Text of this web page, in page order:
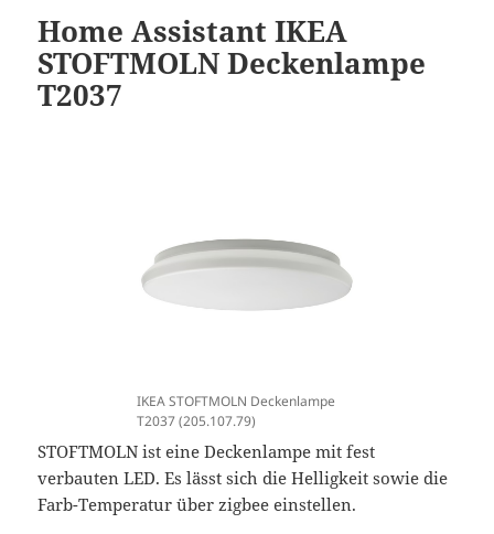
Home Assistant IKEA
STOFTMOLN Deckenlampe
T2037
IKEA STOFTMOLN Deckenlampe
T2037 (205.107.79)
STOFTMOLN ist eine Deckenlampe mit fest
verbauten LED. Es lässt sich die Helligkeit sowie die
Farb-Temperatur über zigbee einstellen.